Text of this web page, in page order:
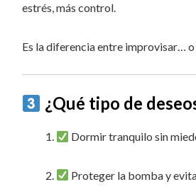
estrés, más control.
Es la diferencia entre improvisar…
¿Qué tipo de
Dormir tranquilo sin
Proteger la bomba y